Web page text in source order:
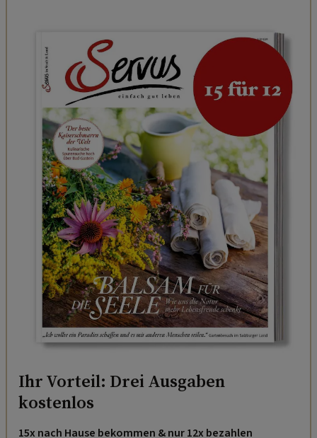
Ihr Vorteil: Drei Ausgaben
kostenlos
15x nach Hause bekommen & nur 12x bezahlen